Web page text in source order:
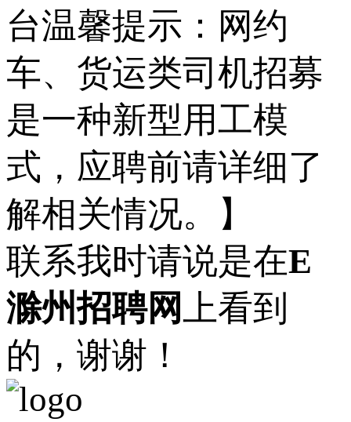
台温馨提示：网约
车、货运类司机招募
是一种新型用工模
式，应聘前请详细了
解相关情况。】
联系我时请说是在E
滁州招聘网
上看到
的，谢谢！